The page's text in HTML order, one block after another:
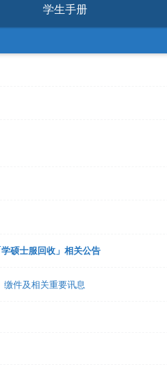
学生手册
硕士服回收」相关公告
缴件及相关重要讯息